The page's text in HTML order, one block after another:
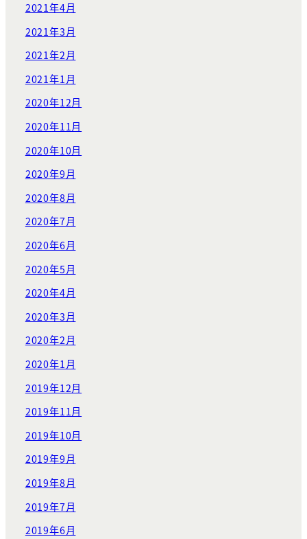
2021年4月
2021年3月
2021年2月
2021年1月
2020年12月
2020年11月
2020年10月
2020年9月
2020年8月
2020年7月
2020年6月
2020年5月
2020年4月
2020年3月
2020年2月
2020年1月
2019年12月
2019年11月
2019年10月
2019年9月
2019年8月
2019年7月
2019年6月